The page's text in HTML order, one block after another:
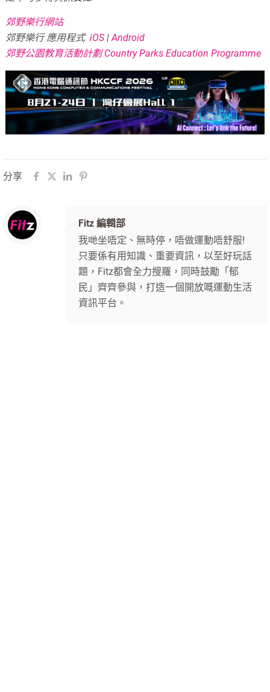
郊野樂行網站
郊野樂行 應用程式iOS|Android
郊野公園教育活動計劃 Country Parks Education Programme
分享
Fitz 編輯部
我哋坐唔定、無時停，唔做運動唔舒服!
只要係有用知識、重要資訊，以至好玩話
題，Fitz都會全力搜羅，同時鼓勵「郁
民」齊齊參與，打造一個開放嘅運動生活
資訊平台。